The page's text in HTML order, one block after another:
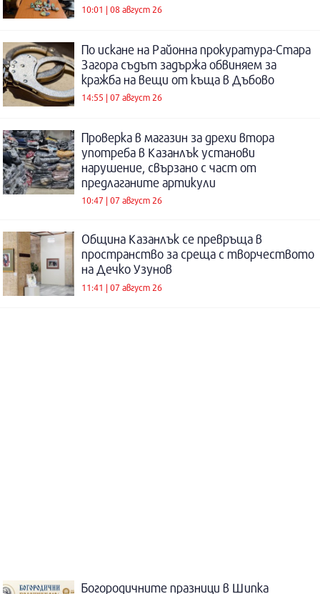
10:01 | 08 август 26
По искане на Районна прокуратура-Стара
Загора съдът задържа обвиняем за
кражба на вещи от къща в Дъбово
14:55 | 07 август 26
Проверка в магазин за дрехи втора
употреба в Казанлък установи
нарушение, свързано с част от
предлаганите артикули
10:47 | 07 август 26
Община Казанлък се превръща в
пространство за среща с творчеството
на Дечко Узунов
11:41 | 07 август 26
Богородичните празници в Шипка